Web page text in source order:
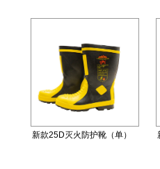
新款25D灭火防护靴（单）